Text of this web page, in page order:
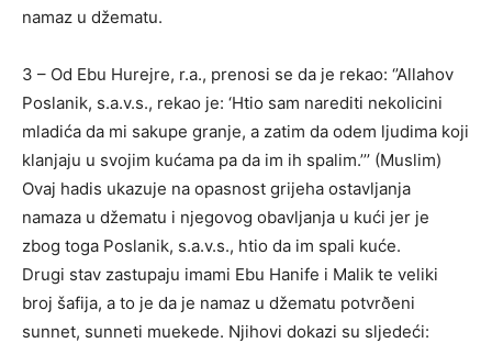
namaz u džematu.
3 – Od Ebu Hurejre, r.a., prenosi se da je rekao: ‘’Allahov
Poslanik, s.a.v.s., rekao je: ‘Htio sam narediti nekolicini
mladića da mi sakupe granje, a zatim da odem ljudima koji
klanjaju u svojim kućama pa da im ih spalim.’’’ (Muslim)
Ovaj hadis ukazuje na opasnost grijeha ostavljanja
namaza u džematu i njegovog obavljanja u kući jer je
zbog toga Poslanik, s.a.v.s., htio da im spali kuće.
Drugi stav zastupaju imami Ebu Hanife i Malik te veliki
broj šafija, a to je da je namaz u džematu potvrðeni
sunnet, sunneti muekede. Njihovi dokazi su sljedeći: